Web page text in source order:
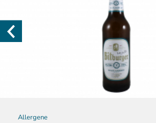
Allergene